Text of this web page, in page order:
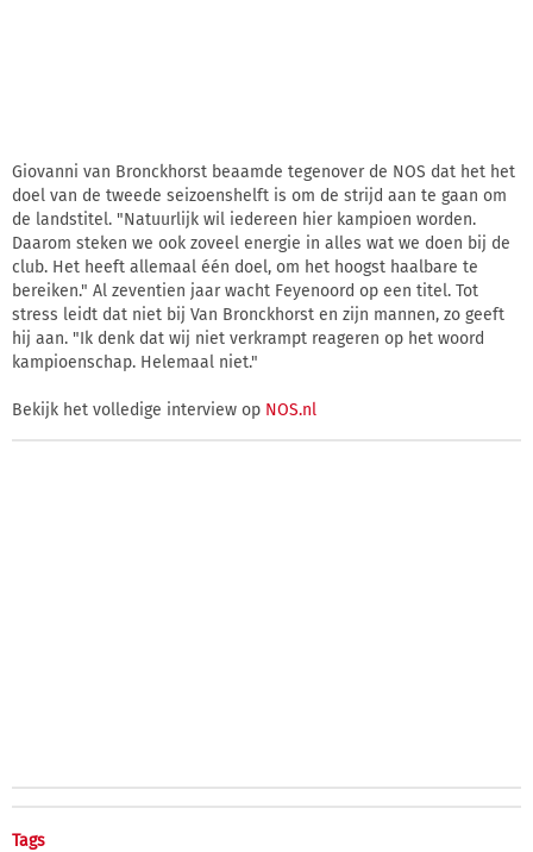
Giovanni van Bronckhorst beaamde tegenover de NOS dat het het
doel van de tweede seizoenshelft is om de strijd aan te gaan om
de landstitel. "Natuurlijk wil iedereen hier kampioen worden.
Daarom steken we ook zoveel energie in alles wat we doen bij de
club. Het heeft allemaal één doel, om het hoogst haalbare te
bereiken." Al zeventien jaar wacht Feyenoord op een titel. Tot
stress leidt dat niet bij Van Bronckhorst en zijn mannen, zo geeft
hij aan. "Ik denk dat wij niet verkrampt reageren op het woord
kampioenschap. Helemaal niet."
Bekijk het volledige interview op NOS.nl
Tags